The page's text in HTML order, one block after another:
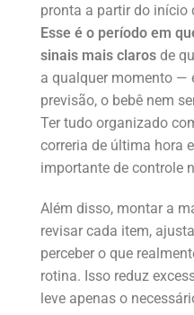
pronta a partir do início
Esse é o período em
sinais mais claros de
a qualquer momento —
previsão, o bebê nem
Ter tudo organizado
correria de última hora
importante de controle
Além disso, montar a
revisar cada item,
perceber o que
rotina. Isso reduz
leve apenas o